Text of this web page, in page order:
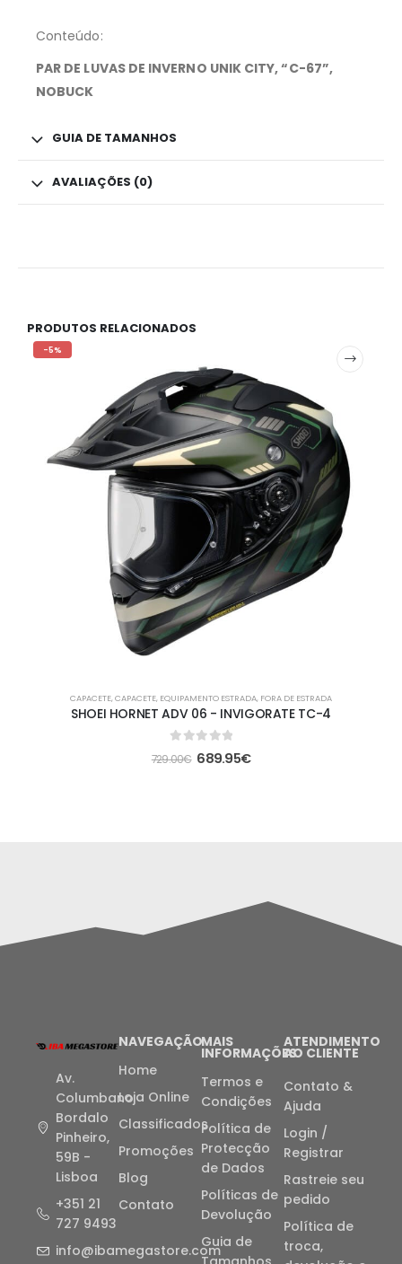
Conteúdo:
PAR DE LUVAS DE INVERNO UNIK CITY, “C-67”,
NOBUCK
GUIA DE TAMANHOS
AVALIAÇÕES (0)
PRODUTOS RELACIONADOS
-5%
CAPACETE,CAPACETE, EQUIPAMENTO ESTRADA, FORA DE ESTRADA
SHOEI HORNET ADV 06 - INVIGORATE TC-4
out of 5
729.00€ 689.95€
Av.
Columbano
Bordalo
Pinheiro,
59B -
Lisboa
+351 21
727 9493
info@ibamegastore.com
NAVEGAÇÃO
Home
Loja Online
Classificados
Promoções
Blog
Contato
MAIS
INFORMAÇÕES
Termos e
Condições
Política de
Protecção
de Dados
Políticas de
Devolução
Guia de
ATENDIMENTO
AO CLIENTE
Contato &
Ajuda
Login /
Registrar
Rastreie seu
pedido
Política de
troca,